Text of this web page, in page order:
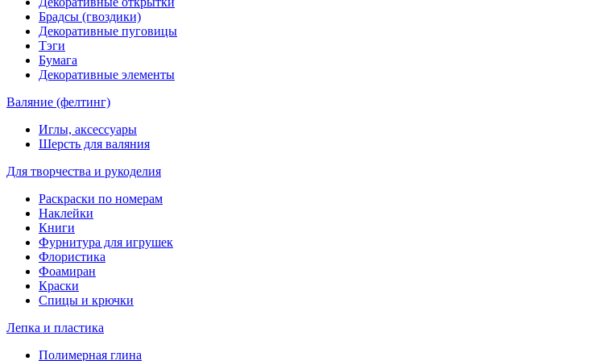
Брадсы (гвоздики)
Декоративные пуговицы
Тэги
Бумага
Декоративные элементы
Валяние (фелтинг)
Иглы, аксессуары
Шерсть для валяния
Для творчества и рукоделия
Раскраски по номерам
Наклейки
Книги
Фурнитура для игрушек
Флористика
Фоамиран
Краски
Спицы и крючки
Лепка и пластика
Полимерная глина